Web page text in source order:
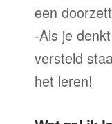
een
-Als je
versteld
het leren!